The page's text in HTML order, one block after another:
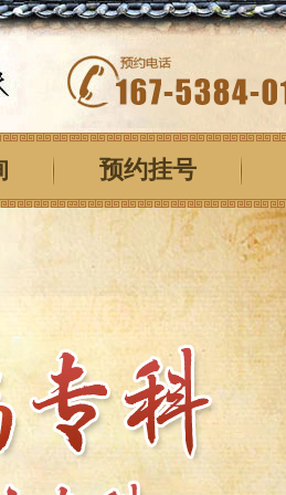
预约挂号